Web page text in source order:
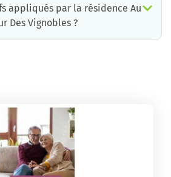
appliqués par la résidence Au
Des Vignobles ?